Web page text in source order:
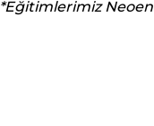
*Eğitimlerimiz